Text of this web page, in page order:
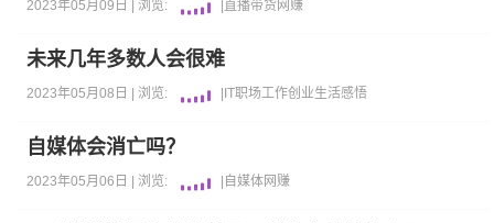
2023年05月09日 | 浏览: 直播带货网赚
未来几年多数人会很难
2023年05月08日 | 浏览: IT职场工作创业生活感悟
自媒体会消亡吗？
2023年05月06日 | 浏览: 自媒体网赚